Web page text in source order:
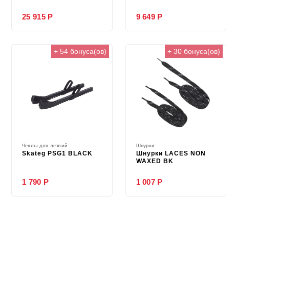
25 915 Р 9 649 Р
+ 54 бонуса(ов)
Чехлы для лезвий
Skateg PSG1 BLACK
1 790 Р
+ 30 бонуса(ов)
Шнурки
Шнурки LACES NON
WAXED BK
1 007 Р